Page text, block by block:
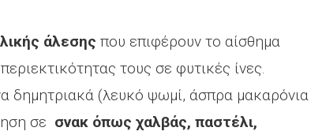
άλεσης που επιφέρουν το αίσθημα
τους σε φυτικές ίνες.
δημητριακά (λευκό ψωμί, άσπρα μακαρόνια
σε σνακ όπως χαλβάς, παστέλι,